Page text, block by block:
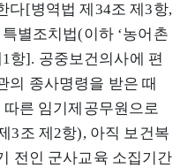
다[병역법 제34조 제3항,
별조치법(이하 ‘농어촌
항]. 공중보건의사에 편
의 종사명령을 받은 때
른 임기제공무원으로
3조 제2항), 아직 보건복
전인 군사교육 소집기간